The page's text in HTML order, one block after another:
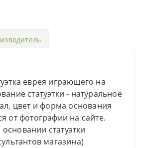
еврея играющего на
статуэтки - натуральное
цвет и форма основания
от фотографии на сайте.
статуэтки
магазина)